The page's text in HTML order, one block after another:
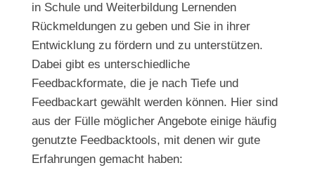
in Schule und Weiterbildung Lernenden
Rückmeldungen zu geben und Sie in ihrer
Entwicklung zu fördern und zu unterstützen.
Dabei gibt es unterschiedliche
Feedbackformate, die je nach Tiefe und
Feedbackart gewählt werden können. Hier sind
aus der Fülle möglicher Angebote einige häufig
genutzte Feedbacktools, mit denen wir gute
Erfahrungen gemacht haben: